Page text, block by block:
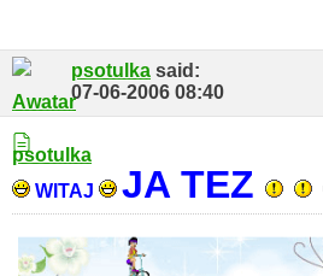
psotulka said:
07-06-2006 08:40
WITAJ JA TEZ